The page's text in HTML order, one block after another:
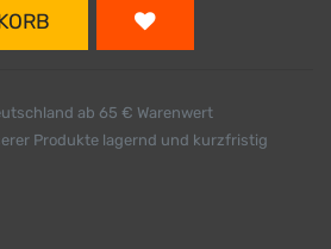
ab 65 € Warenwert
Produkte lagernd und kurzfristig